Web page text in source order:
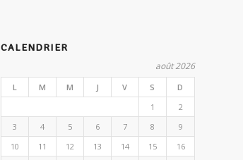
CALENDRIER
août 2026
L M M J V S
D
1
2
3
4 5 6 7 8
9
10
11 12 13 14 15
16